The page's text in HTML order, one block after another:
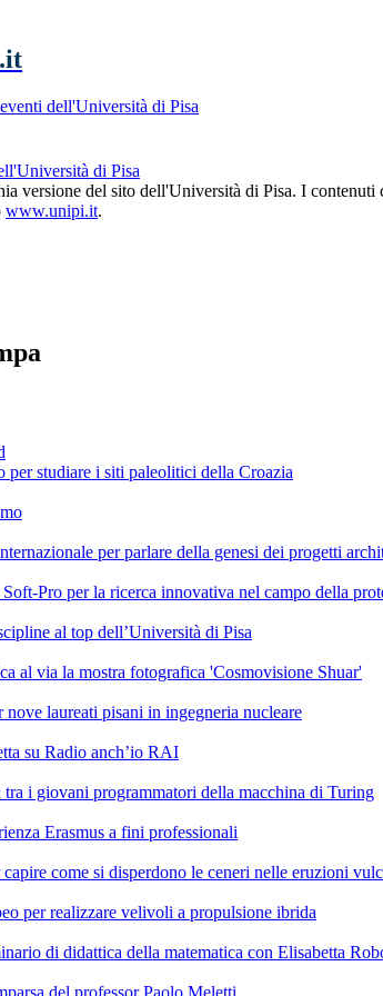
versione del sito dell'Università di Pisa. I
www.unipi.it.
per studiare i siti paleolitici della Croazia
per parlare della genesi dei progetti
Pro per la ricerca innovativa nel campo della
al top dell’Università di Pisa
al via la mostra fotografica 'Cosmovisione Shuar'
nove laureati pisani in ingegneria nucleare
su Radio anch’io RAI
i giovani programmatori della macchina di Turing
Erasmus a fini professionali
come si disperdono le ceneri nelle eruzioni
per realizzare velivoli a propulsione ibrida
di didattica della matematica con Elisabetta